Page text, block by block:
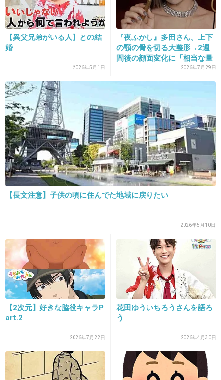
家族だけじゃ無理なことってあるからね
引きこもりの人って、暇じゃないのかな？1日何もしないわけでしょ？？
+3
25. 匿名2013/01/26(土) 11:52:45
というかよくこんな仕事を思いつくよな。
+4 -0
こんな感じ？？
出典：www.zenshakyo.org
2013/01/26(土) 11:53:44
【異父兄弟がいる人】との結
婚
2026年5月1日
『夜ふかし』多田さん、上下
の顎の骨を切る大整形→2週
間後の顔面変化に「相当な量
2026年7月29日
【長文注意】子供の頃に住んでた地域に戻りたい
2026年5月10日
【2次元】好きな脇役キャラP
art.2
2026年7月22日
花田ゆういちろうさんを語ろ
う
2026年4月30日